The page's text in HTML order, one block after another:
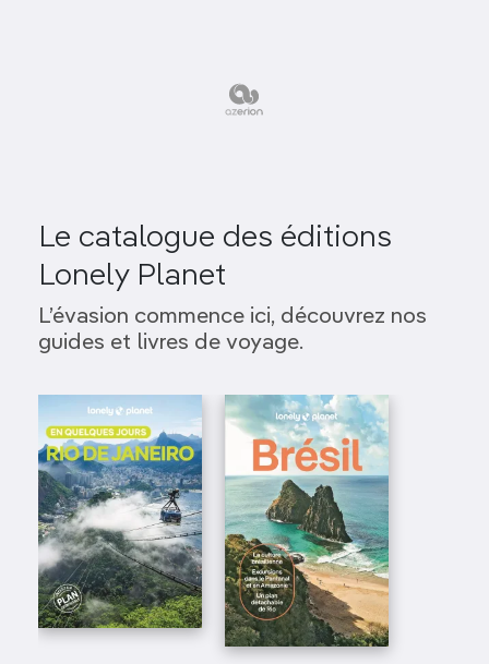
Le catalogue des éditions
Lonely Planet
L’évasion commence ici, découvrez nos
guides et livres de voyage.